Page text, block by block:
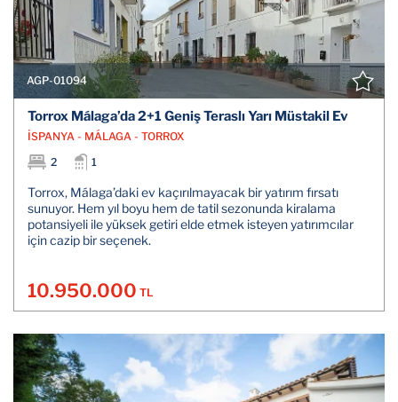
AGP-01094
Torrox Málaga’da 2+1 Geniş Teraslı Yarı Müstakil Ev
İSPANYA - MÁLAGA - TORROX
2
1
Torrox, Málaga’daki ev kaçırılmayacak bir yatırım fırsatı
sunuyor. Hem yıl boyu hem de tatil sezonunda kiralama
potansiyeli ile yüksek getiri elde etmek isteyen yatırımcılar
için cazip bir seçenek.
10.950.000 TL